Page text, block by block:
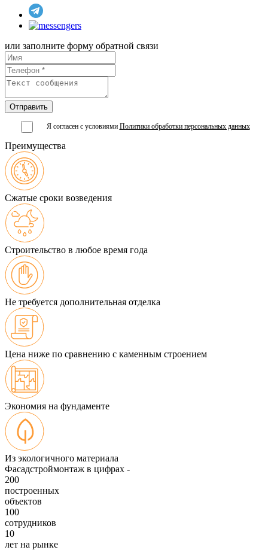
или заполните форму обратной связи
Я согласен с условиями Политики обработки персональных данных
Преимущества
Сжатые сроки возведения
Строительство в любое время года
Не требуется дополнительная отделка
Цена ниже по сравнению с каменным строением
Экономия на фундаменте
Из экологичного материала
Фасадстроймонтаж в цифрах -
200
построенных
объектов
100
сотрудников
10
лет на рынке